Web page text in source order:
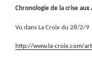
Chronologie de la crise aux
Vu dans La Croix du 28/2/9
http://www.la-croix.com/